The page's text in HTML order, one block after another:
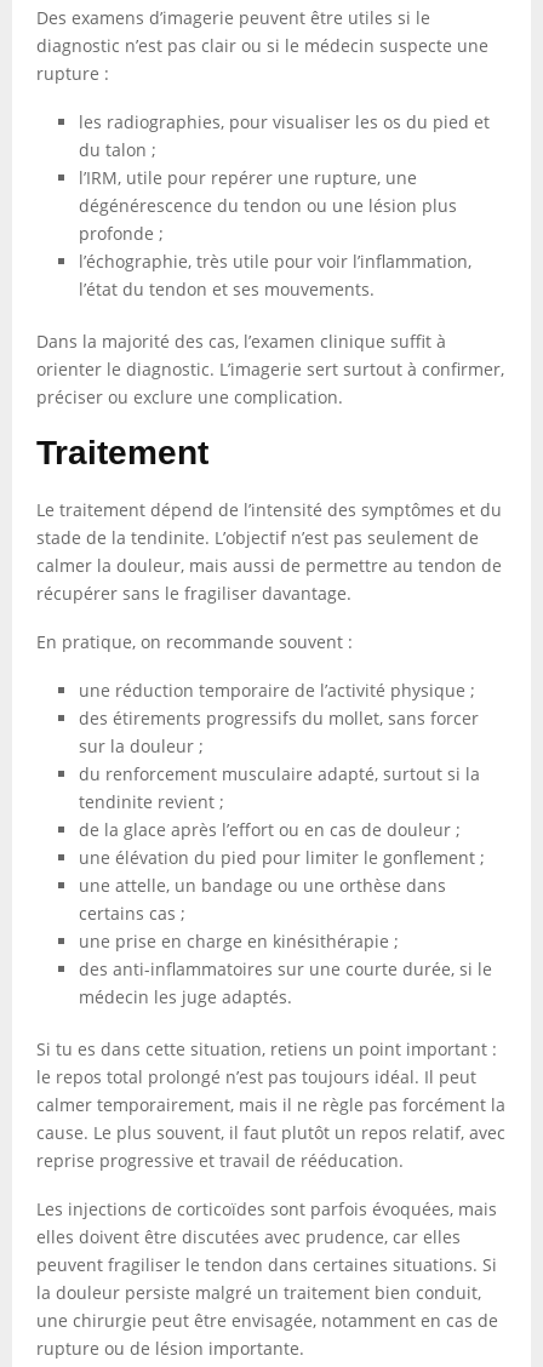
Des examens d’imagerie peuvent être utiles si le
diagnostic n’est pas clair ou si le médecin suspecte une
rupture :
les radiographies, pour visualiser les os du pied et
du talon ;
l’IRM, utile pour repérer une rupture, une
dégénérescence du tendon ou une lésion plus
profonde ;
l’échographie, très utile pour voir l’inflammation,
l’état du tendon et ses mouvements.
Dans la majorité des cas, l’examen clinique suffit à
orienter le diagnostic. L’imagerie sert surtout à confirmer,
préciser ou exclure une complication.
Traitement
Le traitement dépend de l’intensité des symptômes et du
stade de la tendinite. L’objectif n’est pas seulement de
calmer la douleur, mais aussi de permettre au tendon de
récupérer sans le fragiliser davantage.
En pratique, on recommande souvent :
une réduction temporaire de l’activité physique ;
des étirements progressifs du mollet, sans forcer
sur la douleur ;
du renforcement musculaire adapté, surtout si la
tendinite revient ;
de la glace après l’effort ou en cas de douleur ;
une élévation du pied pour limiter le gonflement ;
une attelle, un bandage ou une orthèse dans
certains cas ;
une prise en charge en kinésithérapie ;
des anti-inflammatoires sur une courte durée, si le
médecin les juge adaptés.
Si tu es dans cette situation, retiens un point important :
le repos total prolongé n’est pas toujours idéal. Il peut
calmer temporairement, mais il ne règle pas forcément la
cause. Le plus souvent, il faut plutôt un repos relatif, avec
reprise progressive et travail de rééducation.
Les injections de corticoïdes sont parfois évoquées, mais
elles doivent être discutées avec prudence, car elles
peuvent fragiliser le tendon dans certaines situations. Si
la douleur persiste malgré un traitement bien conduit,
une chirurgie peut être envisagée, notamment en cas de
rupture ou de lésion importante.